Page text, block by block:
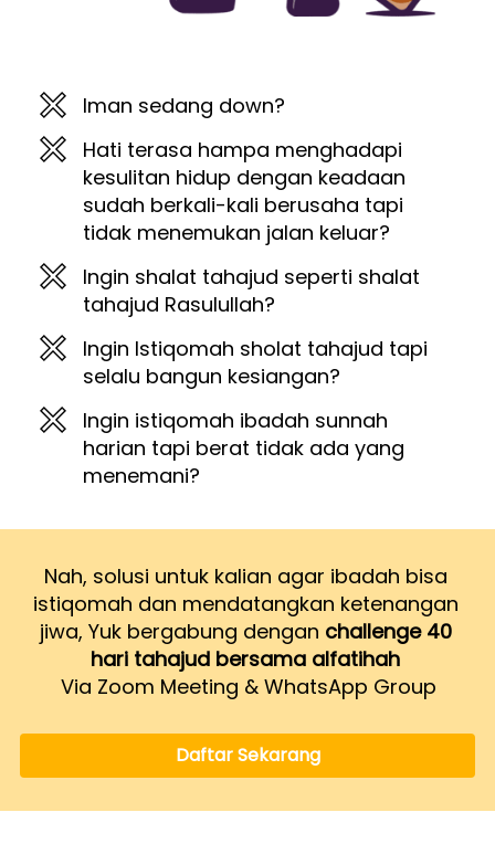
Iman sedang down?
Hati terasa hampa menghadapi
kesulitan hidup dengan keadaan
sudah berkali-kali berusaha tapi
tidak menemukan jalan keluar?
Ingin shalat tahajud seperti shalat
tahajud Rasulullah?
Ingin Istiqomah sholat tahajud tapi
selalu bangun kesiangan?
Ingin istiqomah ibadah sunnah
harian tapi berat tidak ada yang
menemani?
Nah, solusi untuk kalian agar ibadah bisa
istiqomah dan mendatangkan ketenangan
jiwa, Yuk bergabung dengan challenge 40
hari tahajud bersama alfatihah
Via Zoom Meeting & WhatsApp Group
`Daftar Sekarang